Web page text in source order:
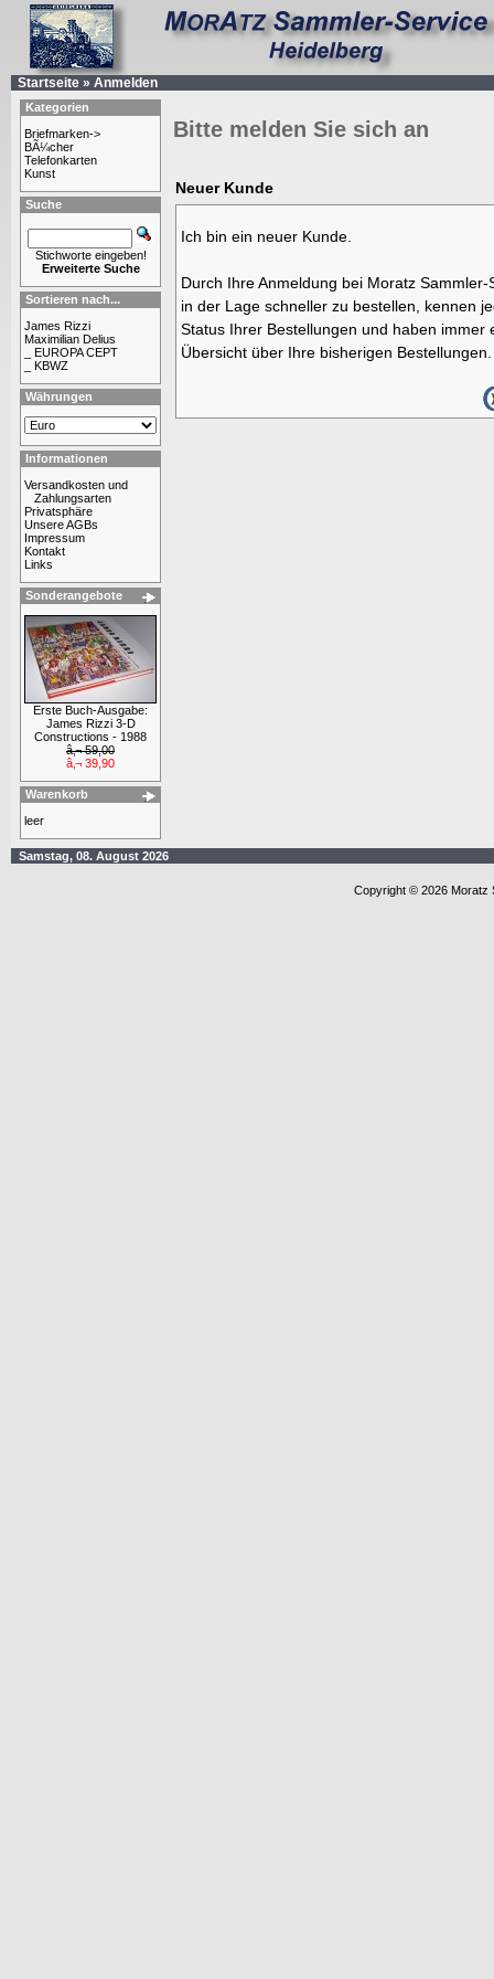
Startseite » Anmelden
Kategorien
Briefmarken->
BÃ¼cher
Telefonkarten
Kunst
Suche
Stichworte eingeben!
Erweiterte Suche
Sortieren nach...
James Rizzi
Maximilian Delius
_ EUROPA CEPT
_ KBWZ
Währungen
Informationen
Versandkosten und
Zahlungsarten
Privatsphäre
Unsere AGBs
Impressum
Kontakt
Links
Sonderangebote
Erste Buch-Ausgabe:
James Rizzi 3-D
Constructions - 1988
â‚¬ 59,00
â‚¬ 39,90
Warenkorb
leer
Bitte melden Sie sich an
Neuer Kunde
Ich bin ein neuer Kunde.
Durch Ihre Anmeldung bei Moratz Sammler-
in der Lage schneller zu bestellen, kennen
Status Ihrer Bestellungen und haben immer
Übersicht über Ihre bisherigen Bestellungen.
Samstag, 08. August 2026
Copyright © 2026 Moratz